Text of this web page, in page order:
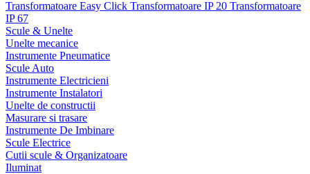
Transformatoare Easy Click Transformatoare IP 20 Transformatoare
IP 67
Scule & Unelte
Unelte mecanice
Instrumente Pneumatice
Scule Auto
Instrumente Electricieni
Instrumente Instalatori
Unelte de constructii
Masurare si trasare
Instrumente De Imbinare
Scule Electrice
Cutii scule & Organizatoare
Iluminat